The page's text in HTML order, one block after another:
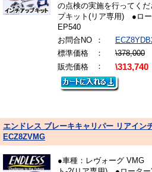
の点検の実施を行ってく
プキット(リア専用) ●ロ
EP540
お問合NO
：
標準価格
： \378,000
販売価格
： \313,740
エンドレス ブレーキキャリパー リアイン
ECZ8ZVMG
●車種：レヴォーグ VMG